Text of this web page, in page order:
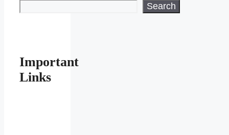
Search
Important
Links